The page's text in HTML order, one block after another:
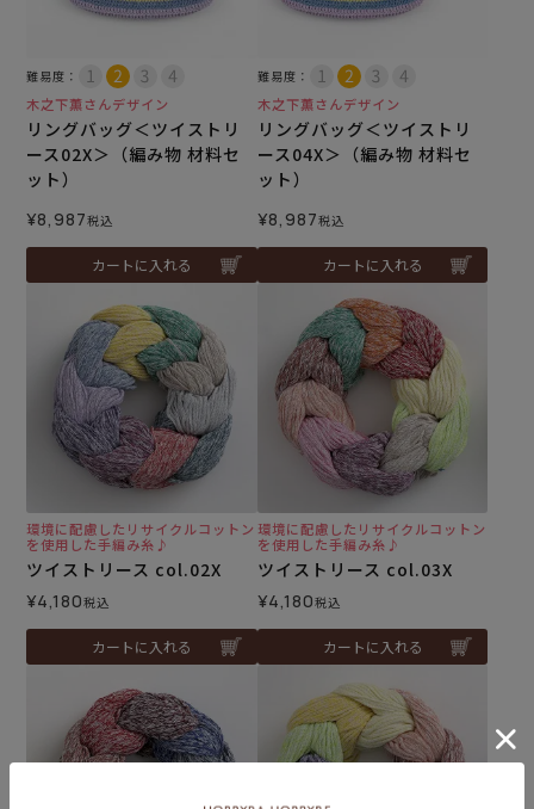
難易度：
木之下薫さんデザイン
リングバッグ＜ツイストリ
ース02X＞（編み物 材料セ
ット）
¥8,987税込
カートに入れる
難易度：
木之下薫さんデザイン
リングバッグ＜ツイストリ
ース04X＞（編み物 材料セ
ット）
¥8,987税込
カートに入れる
環境に配慮したリサイクルコットン
を使用した手編み糸♪
ツイストリース col.02X
¥4,180税込
カートに入れる
環境に配慮したリサイクルコットン
を使用した手編み糸♪
ツイストリース col.03X
¥4,180税込
カートに入れる